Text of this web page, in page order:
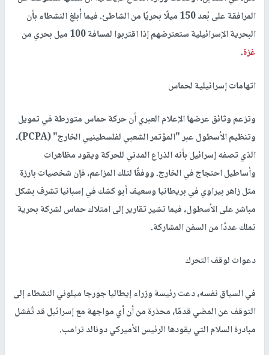
المرافقة على بُعد 150 ميلًا بحريًا من الشاطئ. فيما أُبلغ النشطاء بأن
البحرية الإسرائيلية ستعترضهم إذا اقتربوا لمسافة 100 ميل بحري من
غزة.
اتهامات إسرائيلية لحماس
وتزعم وثائق عرضها الإعلام العبري أن حركة حماس متورطة في تمويل
وتنظيم الأسطول عبر "المؤتمر الشعبي لفلسطينيي الخارج" (PCPA)،
الذي تصفه إسرائيل بأنه الذراع المدني للحركة ويقود مظاهرات
وأساطيل احتجاج في الخارج. ووفقًا لتلك المزاعم، فإن شخصيات بارزة
مثل زاهر بيراوي في بريطانيا وسعيف أبو كشك في إسبانيا تشرف بشكل
مباشر على الأسطول، فيما تشير تقارير إلى امتلاك حماس لشركة بحرية
تملك عددًا من السفن المشاركة.
دعوات لوقف التحرك
في السياق نفسه، دعت رئيسة وزراء إيطاليا جورجا ميلوني النشطاء إلى
التوقف عن المضي قدمًا، محذرة من أن أي مواجهة مع إسرائيل قد تُفشل
مبادرة السلام التي يقودها الرئيس الأميركي دونالد ترامب.